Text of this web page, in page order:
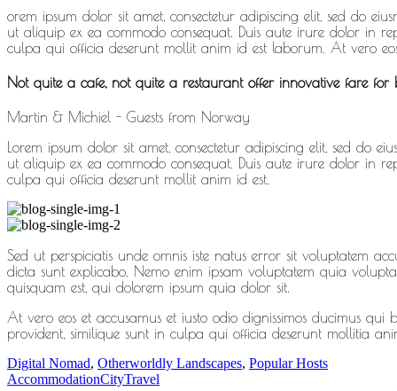
orem ipsum dolor sit amet, consectetur adipiscing elit, sed do
ut aliquip ex ea commodo consequat. Duis aute irure dolor in
culpa qui officia deserunt mollit anim id est laborum. At vero
Not quite a cafe, not quite a restaurant offer innovative fare for
Martin & Michiel - Guests from Norway
Lorem ipsum dolor sit amet, consectetur adipiscing elit, sed
ut aliquip ex ea commodo consequat. Duis aute irure dolor in
culpa qui officia deserunt mollit anim id est.
Sed ut perspiciatis unde omnis iste natus error sit voluptatem
dicta sunt explicabo. Nemo enim ipsam voluptatem quia
quisquam est, qui dolorem ipsum quia dolor sit.
At vero eos et accusamus et iusto odio dignissimos ducimus
provident, similique sunt in culpa qui officia deserunt mollitia
Digital Nomad, Otherworldly Landscapes, Popular Hosts
AccommodationCityTravel